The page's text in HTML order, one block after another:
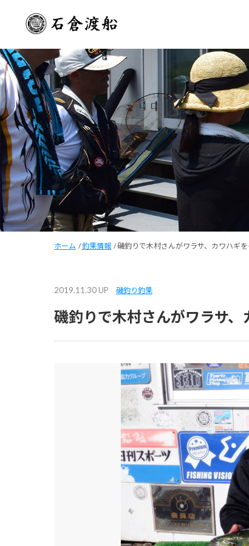
ホーム /釣果情報 /磯釣りで木村さんがワラサ、カワハギを
2019.11.30 UP 磯釣り釣果
磯釣りで木村さんがワラサ、